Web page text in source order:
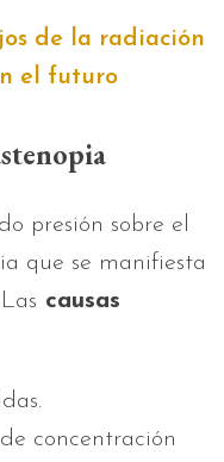
de la radiación
el futuro
presión sobre el
que se manifiesta
causas
concentración